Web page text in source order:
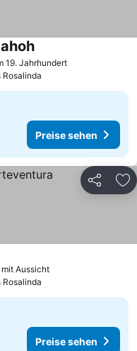
19. Jahrhundert
Preise sehen
Teilen
Aussicht
Rosalinda
Preise sehen